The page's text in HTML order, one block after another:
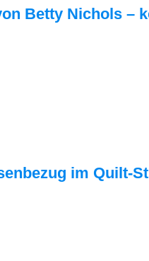
Betty Nichols –
im Quilt-